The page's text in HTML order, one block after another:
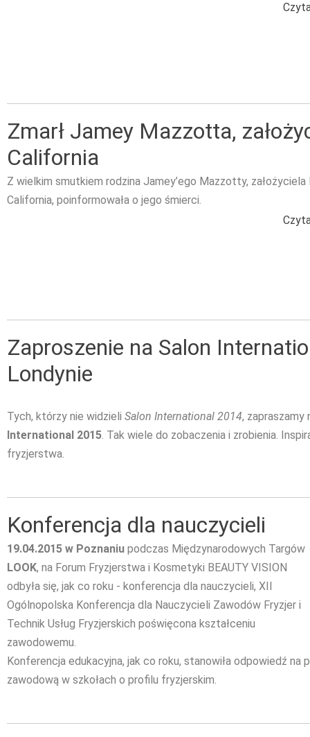
Zmarł Jamey Mazzotta,
California
Z wielkim smutkiem rodzina Jamey’ego Mazzotty, założyciela
California, poinformowała o jego śmierci.
Zaproszenie na Salon
Londynie
Tych, którzy nie widzieli Salon International 2014, zapraszamy
International 2015. Tak wiele do zobaczenia i zrobienia.
fryzjerstwa.
Konferencja dla nauczycieli
19.04.2015 w Poznaniu podczas Międzynarodowych Targów
LOOK, na Forum Fryzjerstwa i Kosmetyki BEAUTY VISION
odbyła się, jak co roku - konferencja dla nauczycieli, XII
Ogólnopolska Konferencja dla Nauczycieli Zawodów Fryzjer i
Technik Usług Fryzjerskich poświęcona kształceniu
zawodowemu.
Konferencja edukacyjna, jak co roku, stanowiła odpowiedź na
zawodową w szkołach o profilu fryzjerskim.